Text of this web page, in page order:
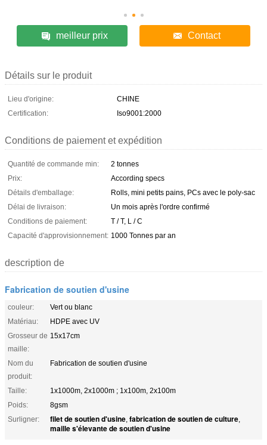
meilleur prix Contact
Détails sur le produit
Lieu d'origine:
CHINE
Certification:
Iso9001:2000
Conditions de paiement et expédition
Quantité de commande min:
2 tonnes
Prix:
According specs
Détails d'emballage:
Rolls, mini petits pains, PCs avec le poly-sac
Délai de livraison:
Un mois après l'ordre confirmé
Conditions de paiement:
T / T, L / C
Capacité d'approvisionnement: 1000 Tonnes par an
description de
Fabrication de soutien d'usine
couleur:
Vert ou blanc
Matériau:
HDPE avec UV
Grosseur de
maille:
15x17cm
Nom du
produit:
Fabrication de soutien d'usine
Taille:
1x1000m, 2x1000m ; 1x100m, 2x100m
Poids:
8gsm
Surligner:
filet de soutien d'usine, fabrication de soutien de culture,
maille s'élevante de soutien d'usine